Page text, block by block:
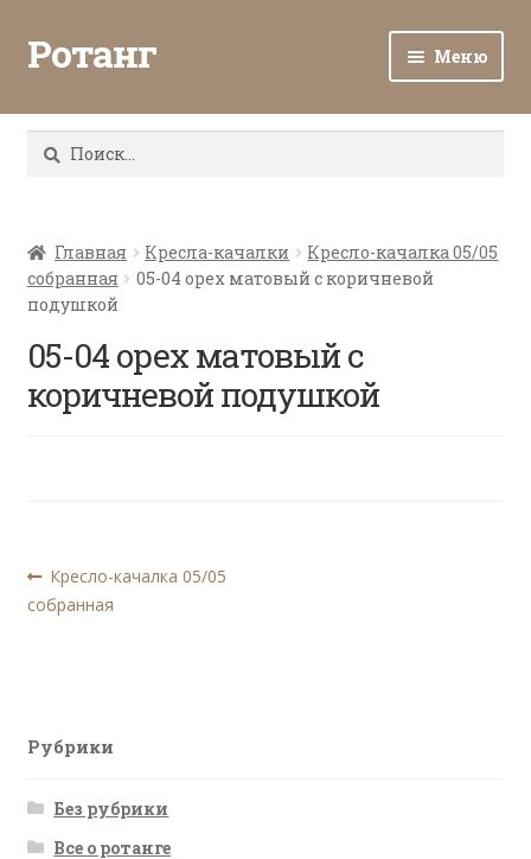
Ротанг Меню
Каталог
Все о ротанге
Ротанг оптом
Контакты
Найти:
Главная Кресла-качалки
Кресло-качалка 05/05
собранная
05-04 орех матовый с коричневой
подушкой
05-04 орех матовый с
коричневой подушкой
Навигация
по
Предыдущая
запись:
Кресло-качалка 05/05
собранная
Рубрики
Без рубрики
Все о ротанге